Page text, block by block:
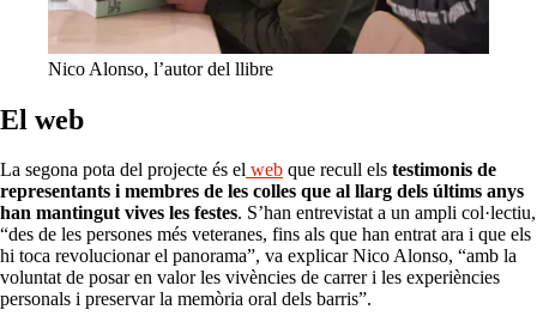
Nico Alonso, l’autor del llibre
El web
La segona pota del projecte és el web que recull els testimonis de
representants i membres de les colles que al llarg dels últims anys
han mantingut vives les festes. S’han entrevistat a un ampli col·lectiu,
“des de les persones més veteranes, fins als que han entrat ara i que els
hi toca revolucionar el panorama”, va explicar Nico Alonso, “amb la
voluntat de posar en valor les vivències de carrer i les experiències
personals i preservar la memòria oral dels barris”.